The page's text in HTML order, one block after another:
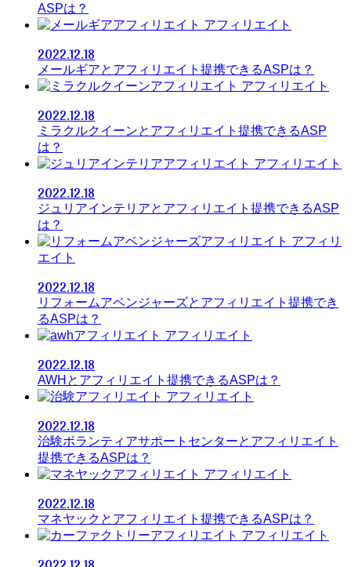
ASPは？
アフィリエイト
2022.12.18
メールギアとアフィリエイト提携できるASPは？
アフィリエイト
2022.12.18
ミラクルクイーンとアフィリエイト提携できるASP
は？
アフィリエイト
2022.12.18
ジュリアインテリアとアフィリエイト提携できるASP
は？
アフィリ
エイト
2022.12.18
リフォームアベンジャーズとアフィリエイト提携でき
るASPは？
アフィリエイト
2022.12.18
AWHとアフィリエイト提携できるASPは？
アフィリエイト
2022.12.18
治験ボランティアサポートセンターとアフィリエイト
提携できるASPは？
アフィリエイト
2022.12.18
マネヤックとアフィリエイト提携できるASPは？
アフィリエイト